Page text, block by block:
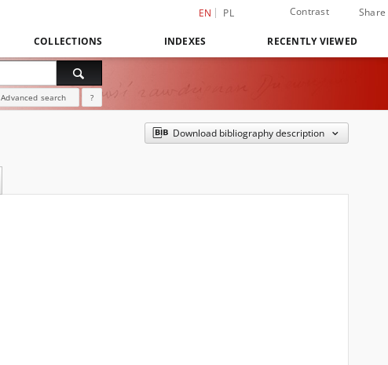
EN PL Contrast Share
COLLECTIONS INDEXES RECENTLY VIEWED
Advanced search ?
Download bibliography description